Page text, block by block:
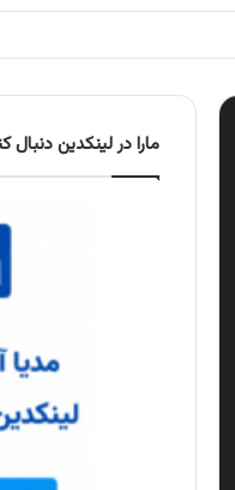
مارا در لینکدین دنبال